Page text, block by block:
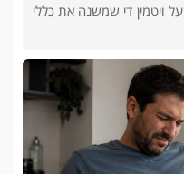
ויטמין די שמשנה את כללי